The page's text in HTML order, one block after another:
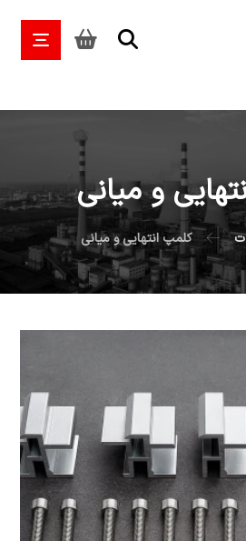
و میانی
کلمپ انتهایی و میانی